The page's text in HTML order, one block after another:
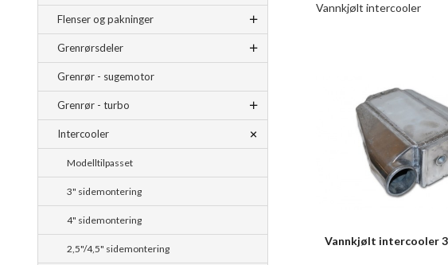
Flenser og pakninger
Grenrørsdeler
Grenrør - sugemotor
Grenrør - turbo
Intercooler
Modelltilpasset
3" sidemontering
4" sidemontering
2,5"/4,5" sidemontering
Vannkjølt intercooler
Vannkjølt intercooler